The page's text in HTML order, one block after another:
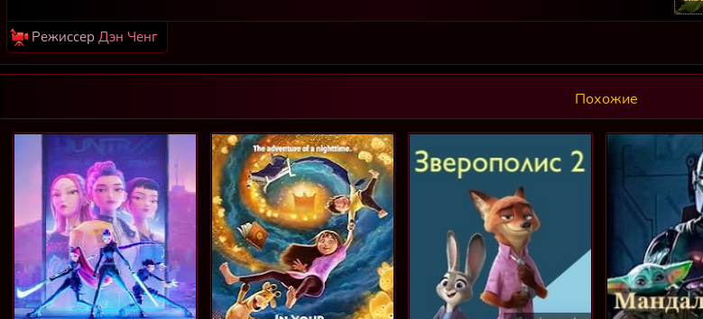
Режиссер Дэн Ченг
Похожие